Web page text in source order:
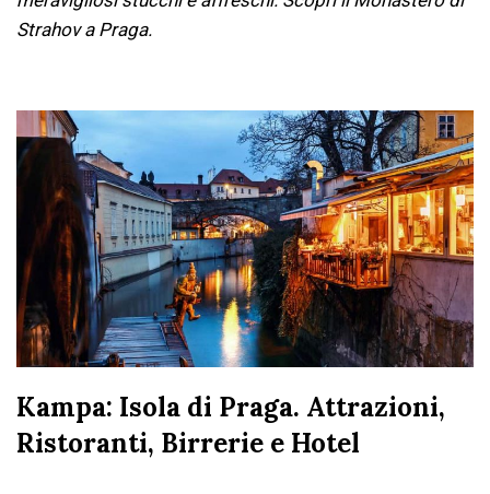
Strahov a Praga.
Kampa: Isola di Praga. Attrazioni,
Ristoranti, Birrerie e Hotel